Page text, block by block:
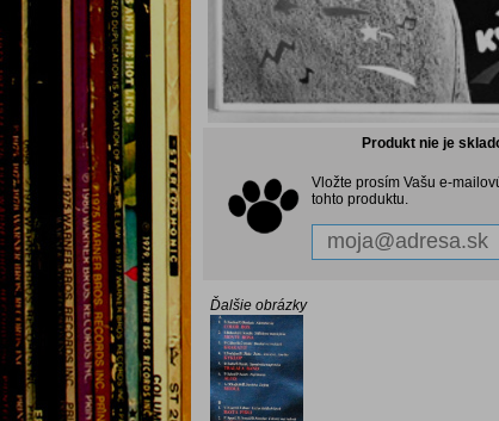
Produkt nie je
Vložte prosím Vašu e-
tohto produktu.
Ďalšie obrázky